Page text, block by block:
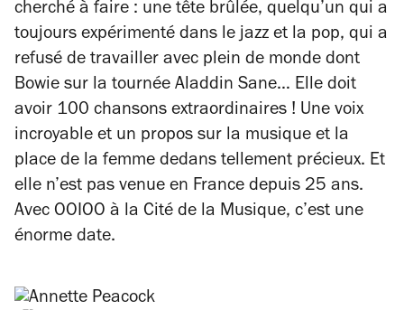
cherché à faire : une tête brûlée, quelqu’un qui a
toujours expérimenté dans le jazz et la pop, qui a
refusé de travailler avec plein de monde dont
Bowie sur la tournée Aladdin Sane… Elle doit
avoir 100 chansons extraordinaires ! Une voix
incroyable et un propos sur la musique et la
place de la femme dedans tellement précieux. Et
elle n’est pas venue en France depuis 25 ans.
Avec OOIOO à la Cité de la Musique, c’est une
énorme date.